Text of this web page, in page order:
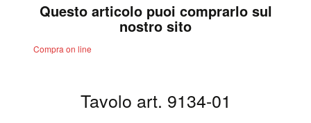
Questo articolo puoi comprarlo sul
nostro sito
Compra on line
Tavolo art. 9134-01